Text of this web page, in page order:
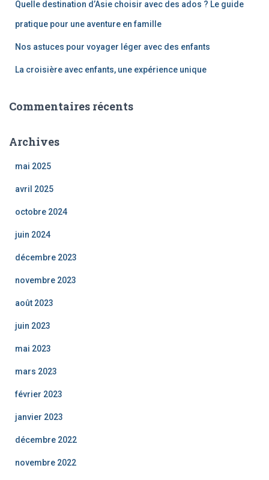
Quelle destination d’Asie choisir avec des ados ? Le guide
pratique pour une aventure en famille
Nos astuces pour voyager léger avec des enfants
La croisière avec enfants, une expérience unique
Commentaires récents
Archives
mai 2025
avril 2025
octobre 2024
juin 2024
décembre 2023
novembre 2023
août 2023
juin 2023
mai 2023
mars 2023
février 2023
janvier 2023
décembre 2022
novembre 2022